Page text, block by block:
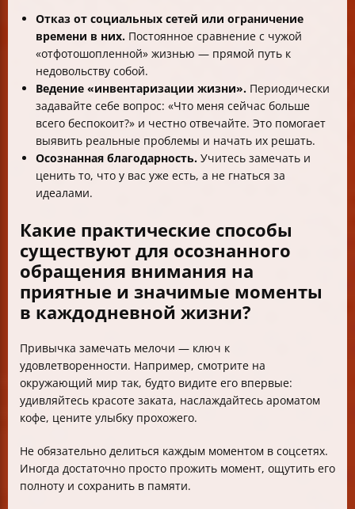
Отказ от социальных сетей или ограничение
времени в них. Постоянное сравнение с чужой
«отфотошопленной» жизнью — прямой путь к
недовольству собой.
Ведение «инвентаризации жизни». Периодически
задавайте себе вопрос: «Что меня сейчас больше
всего беспокоит?» и честно отвечайте. Это помогает
выявить реальные проблемы и начать их решать.
Осознанная благодарность. Учитесь замечать и
ценить то, что у вас уже есть, а не гнаться за
идеалами.
Какие практические способы
существуют для осознанного
обращения внимания на
приятные и значимые моменты
в каждодневной жизни?
Привычка замечать мелочи — ключ к
удовлетворенности. Например, смотрите на
окружающий мир так, будто видите его впервые:
удивляйтесь красоте заката, наслаждайтесь ароматом
кофе, цените улыбку прохожего.
Не обязательно делиться каждым моментом в соцсетях.
Иногда достаточно просто прожить момент, ощутить его
полноту и сохранить в памяти.